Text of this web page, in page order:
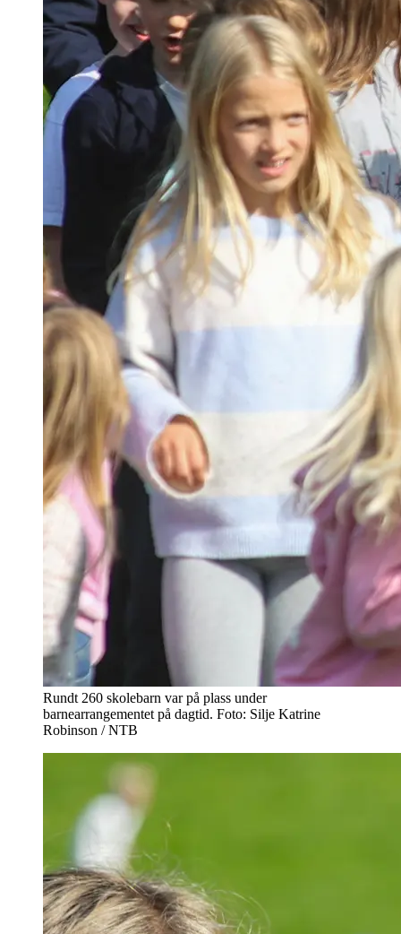
Rundt 260 skolebarn var på plass under
barnearrangementet på dagtid. Foto: Silje Katrine
Robinson / NTB